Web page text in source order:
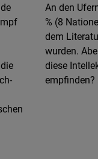
An den
% (8
dem
wurden.
diese
empfinden?